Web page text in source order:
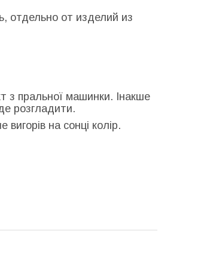
отдельно от изделий из
з пральної машинки. Інакше
розгладити.
на сонці колір.